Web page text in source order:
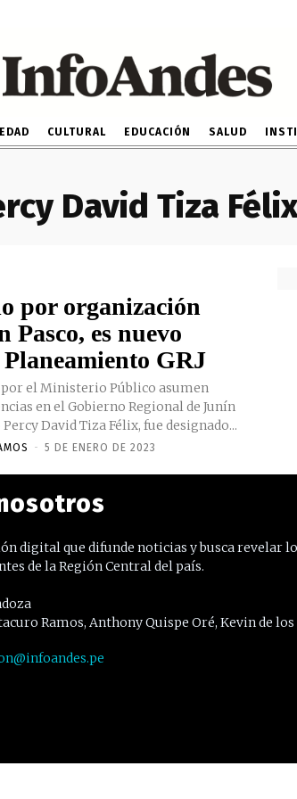
CULTURAL EDUCACIÓN SALUD
David Tiza
por organización
Pasco, es nuevo
Planeamiento GRJ
el Ministerio Público asumen
en el Gobierno Regional de Junín
Percy David Tiza Félix, fue designado...
- 5 DE ENERO DE 2023
digital que difunde noticias y busca revelar
de la Región Central del país.
Ramos, Anthony Quispe Oré, Kevin de los